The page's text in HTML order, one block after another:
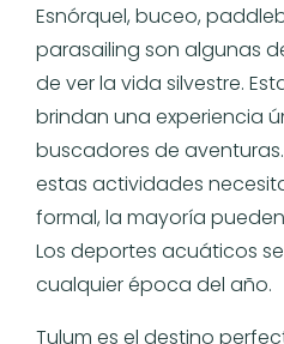
Esnórquel, buceo,
parasailing son algunas
de ver la vida silvestre.
brindan una experiencia
buscadores de
estas actividades
formal, la mayoría
Los deportes acuáticos
cualquier época del año.
Tulum es el destino